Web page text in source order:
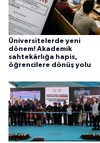
Üniversitelerde yeni
dönem! Akademik
sahtekârlığa hapis,
öğrencilere dönüş yolu